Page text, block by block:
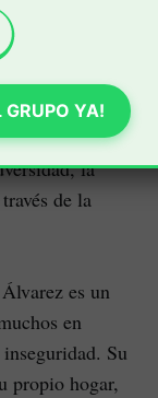
vida. A pesar
de grupos
se
de
de la fuerza de
la
de la
es un
en
Su
propio hogar,
GRUPO YA!